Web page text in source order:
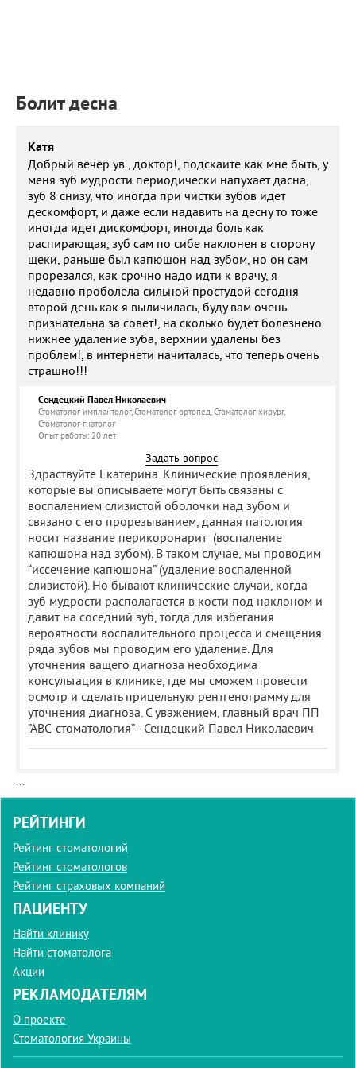
Болит десна
Катя
Добрый вечер ув., доктор!, подскаите как мне быть, у
меня зуб мудрости периодически напухает дасна,
зуб 8 снизу, что иногда при чистки зубов идет
дескомфорт, и даже если надавить на десну то тоже
иногда идет дискомфорт, иногда боль как
распирающая, зуб сам по сибе наклонен в сторону
щеки, раньше был капюшон над зубом, но он сам
прорезался, как срочно надо идти к врачу, я
недавно проболела сильной простудой сегодня
второй день как я выличилась, буду вам очень
признательна за совет!, на сколько будет болезнено
нижнее удаление зуба, верхнии удалены без
проблем!, в интернети начиталась, что теперь очень
страшно!!!
Сендецкий Павел Николаевич
Стоматолог-имплантолог, Стоматолог-ортопед, Стоматолог-хирург,
Стоматолог-гнатолог
Опыт работы: 20 лет
Задать вопрос
Здраствуйте Екатерина. Клинические проявления,
которые вы описываете могут быть связаны с
воспалением слизистой оболочки над зубом и
связано с его прорезыванием, данная патология
носит название перикоронарит (воспаление
капюшона над зубом). В таком случае, мы проводим
“иссечение капюшона” (удаление воспаленной
слизистой). Но бывают клинические случаи, когда
зуб мудрости располагается в кости под наклоном и
давит на соседний зуб, тогда для избегания
вероятности воспалительного процесса и смещения
ряда зубов мы проводим его удаление. Для
уточнения ващего диагноза необходима
консультация в клинике, где мы сможем провести
осмотр и сделать прицельную рентгенограмму для
уточнения диагноза. С уважением, главный врач ПП
”АВС-стоматология” - Сендецкий Павел Николаевич
...
РЕЙТИНГИ
Рейтинг стоматологий
Рейтинг стоматологов
Рейтинг страховых компаний
ПАЦИЕНТУ
Найти клинику
Найти стоматолога
Акции
РЕКЛАМОДАТЕЛЯМ
О проекте
Стоматология Украины